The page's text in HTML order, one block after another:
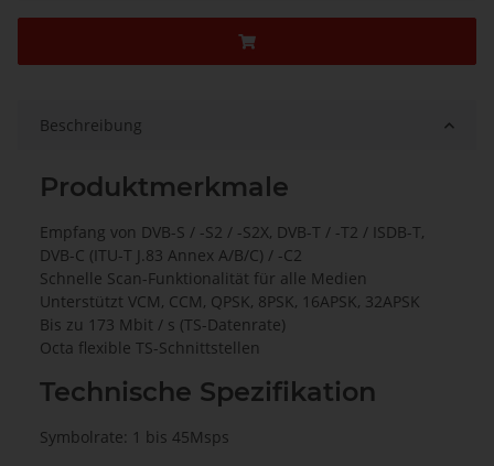
Beschreibung
Produktmerkmale
Empfang von DVB-S / -S2 / -S2X, DVB-T / -T2 / ISDB-T,
DVB-C (ITU-T J.83 Annex A/B/C) / -C2
Schnelle Scan-Funktionalität für alle Medien
Unterstützt VCM, CCM, QPSK, 8PSK, 16APSK, 32APSK
Bis zu 173 Mbit / s (TS-Datenrate)
Octa flexible TS-Schnittstellen
Technische Spezifikation
Symbolrate: 1 bis 45Msps